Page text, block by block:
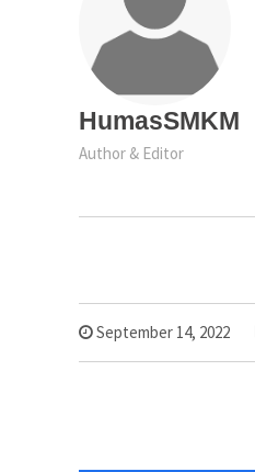
HumasSMKM
Author & Editor
September 14, 2022